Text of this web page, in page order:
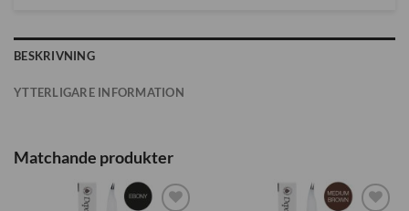
BESKRIVNING
YTTERLIGARE INFORMATION
Matchande produkter